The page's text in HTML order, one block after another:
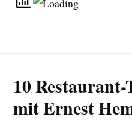
10
mit Ernest